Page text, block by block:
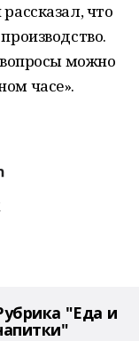
что
можно
часе».
"Еда и